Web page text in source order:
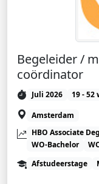
Begeleider /
coördinator
Juli 2026 19 - 52
Amsterdam
HBO Associate
WO-Bachelor
Afstudeerstage